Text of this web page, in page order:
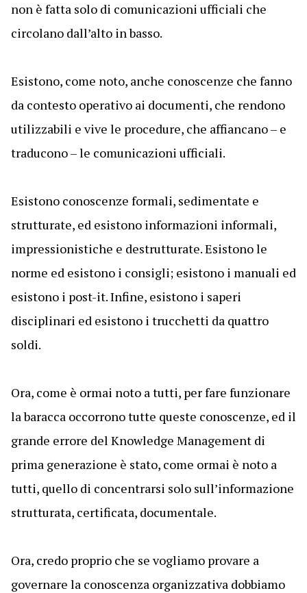
non è fatta solo di comunicazioni ufficiali che
circolano dall’alto in basso.
Esistono, come noto, anche conoscenze che fanno
da contesto operativo ai documenti, che rendono
utilizzabili e vive le procedure, che affiancano – e
traducono – le comunicazioni ufficiali.
Esistono conoscenze formali, sedimentate e
strutturate, ed esistono informazioni informali,
impressionistiche e destrutturate. Esistono le
norme ed esistono i consigli; esistono i manuali ed
esistono i post-it. Infine, esistono i saperi
disciplinari ed esistono i trucchetti da quattro
soldi.
Ora, come è ormai noto a tutti, per fare funzionare
la baracca occorrono tutte queste conoscenze, ed il
grande errore del Knowledge Management di
prima generazione è stato, come ormai è noto a
tutti, quello di concentrarsi solo sull’informazione
strutturata, certificata, documentale.
Ora, credo proprio che se vogliamo provare a
governare la conoscenza organizzativa dobbiamo